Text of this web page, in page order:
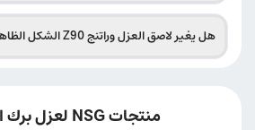
هل يغير لاصق العزل وراتنج Z90 الشكل الظاهري للأسطح؟
منتجات NSG لعزل برك السباحة